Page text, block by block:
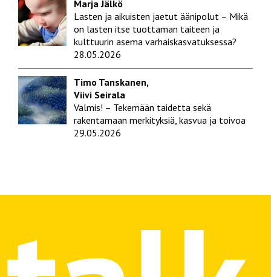
Marja Jälkö
Lasten ja aikuisten jaetut äänipolut – Mikä
on lasten itse tuottaman taiteen ja
kulttuurin asema varhaiskasvatuksessa?
28.05.2026
Timo Tanskanen,
Viivi Seirala
Valmis! – Tekemään taidetta sekä
rakentamaan merkityksiä, kasvua ja toivoa
29.05.2026